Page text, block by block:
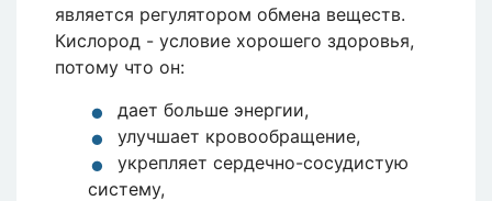
является регулятором обмена веществ.
Кислород - условие хорошего здоровья,
потому что он:
дает больше энергии,
улучшает кровообращение,
укрепляет сердечно-сосудистую
систему,